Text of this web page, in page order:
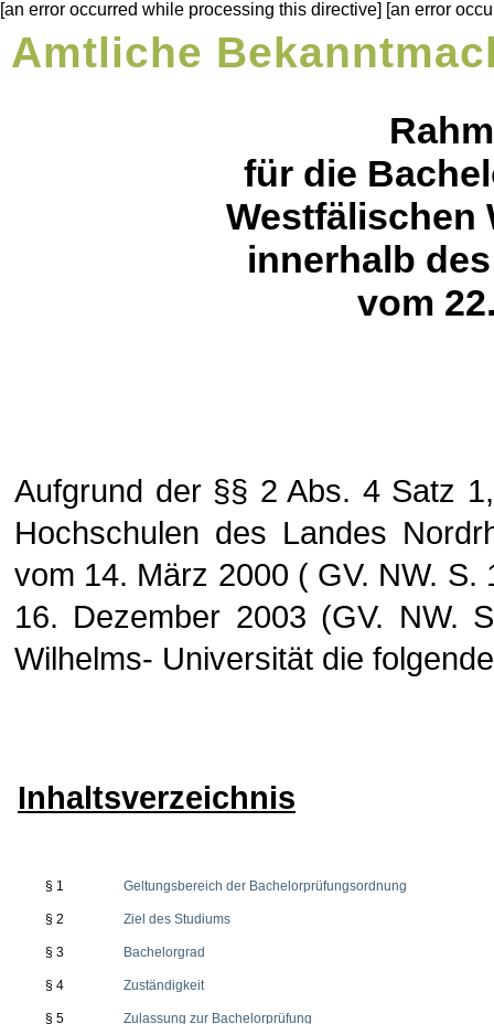
[an error occurred while processing this directive] [an error
Amtliche
für die
Westfälischen
innerhalb
vom
Aufgrund der §§ 2 Abs. 4 Satz
Hochschulen des Landes
vom 14. März 2000 ( GV. NW.
16. Dezember 2003 (GV. NW.
Wilhelms- Universität die
Inhaltsverzeichnis
§ 1 Geltungsbereich der Bachelorprüfungsordnung
§ 2 Ziel des Studiums
§ 3 Bachelorgrad
§ 4 Zuständigkeit
§ 5 Zulassung zur Bachelorprüfung